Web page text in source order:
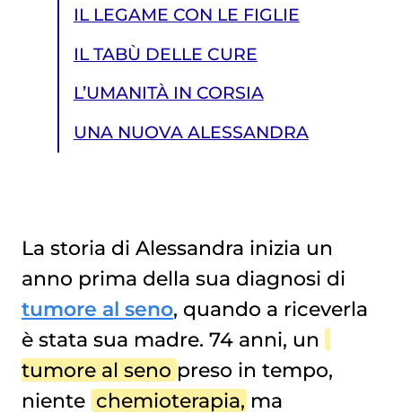
IL LEGAME CON LE FIGLIE
IL TABÙ DELLE CURE
L’UMANITÀ IN CORSIA
UNA NUOVA ALESSANDRA
UNA NUOVA ALESSANDRA
La storia di Alessandra inizia un
anno prima della sua diagnosi di
tumore al seno, quando a riceverla
è stata sua madre. 74 anni, un
tumore al seno preso in tempo,
niente chemioterapia, ma